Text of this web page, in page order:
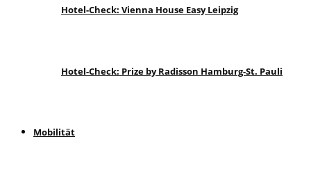
Hotel-Check: Vienna House Easy Leipzig
Hotel-Check: Prize by Radisson Hamburg-St. Pauli
Mobilität